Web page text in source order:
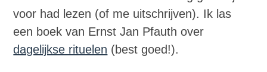
voor had lezen (of me uitschrijven). Ik las
een boek van Ernst Jan Pfauth over
dagelijkse rituelen (best goed!).